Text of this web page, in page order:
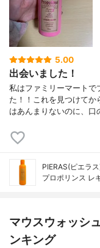
5.00
出会いました！
私はファミリーマートで
た！！これを見つけて
はあんまりないのに、口
PIERAS(ピエラ
プロポリンス レ
マウスウォッシ
ンキング